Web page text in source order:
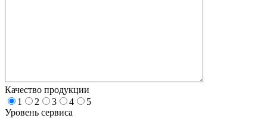
Качество продукции
1
2 3 4
5
Уровень сервиса